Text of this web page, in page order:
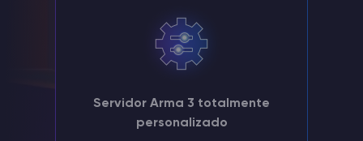
Servidor Arma 3 totalmente
personalizado